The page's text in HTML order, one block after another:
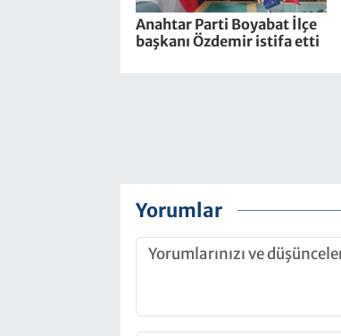
Anahtar Parti Boyabat İlçe
başkanı Özdemir istifa etti
Yorumlar